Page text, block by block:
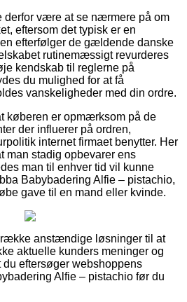
derfor være at se nærmere på om
eftersom det typisk er en
efterfølger de gældende danske
rutinemæssigt revurderes
kendskab til reglerne på
du mulighed for at få
vanskeligheder med din ordre.
køberen er opmærksom på de
der influerer på ordren,
internet firmaet benytter. Her
man stadig opbevarer ens
man til enhver tid vil kunne
Babybadering Alfie – pistachio,
gave til en mand eller kvinde.
anstændige løsninger til at
aktuelle kunders meninger og
eftersøger webshoppens
Alfie – pistachio før du